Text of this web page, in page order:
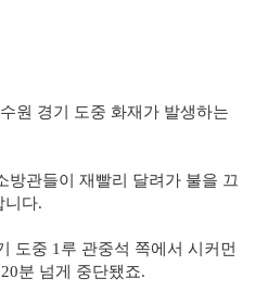
원 경기 도중 화재가 발생하는
방관들이 재빨리 달려가 불을 끄
니다.
도중 1루 관중석 쪽에서 시커먼
분 넘게 중단됐죠.